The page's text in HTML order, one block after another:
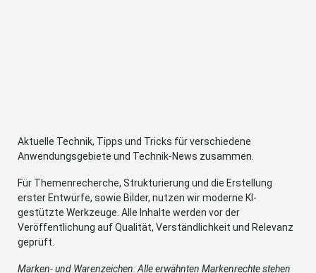
Aktuelle Technik, Tipps und Tricks für verschiedene
Anwendungsgebiete und Technik-News zusammen.
Für Themenrecherche, Strukturierung und die Erstellung
erster Entwürfe, sowie Bilder, nutzen wir moderne KI-
gestützte Werkzeuge. Alle Inhalte werden vor der
Veröffentlichung auf Qualität, Verständlichkeit und Relevanz
geprüft.
Marken- und Warenzeichen: Alle erwähnten Markenrechte stehen